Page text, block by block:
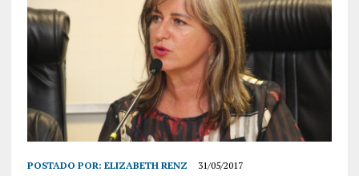
POSTADO POR: ELIZABETH RENZ 31/05/2017